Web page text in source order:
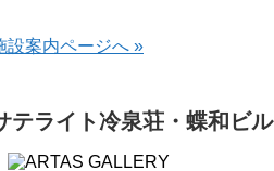
設案内ページへ »
テライト冷泉荘・蝶和ビル